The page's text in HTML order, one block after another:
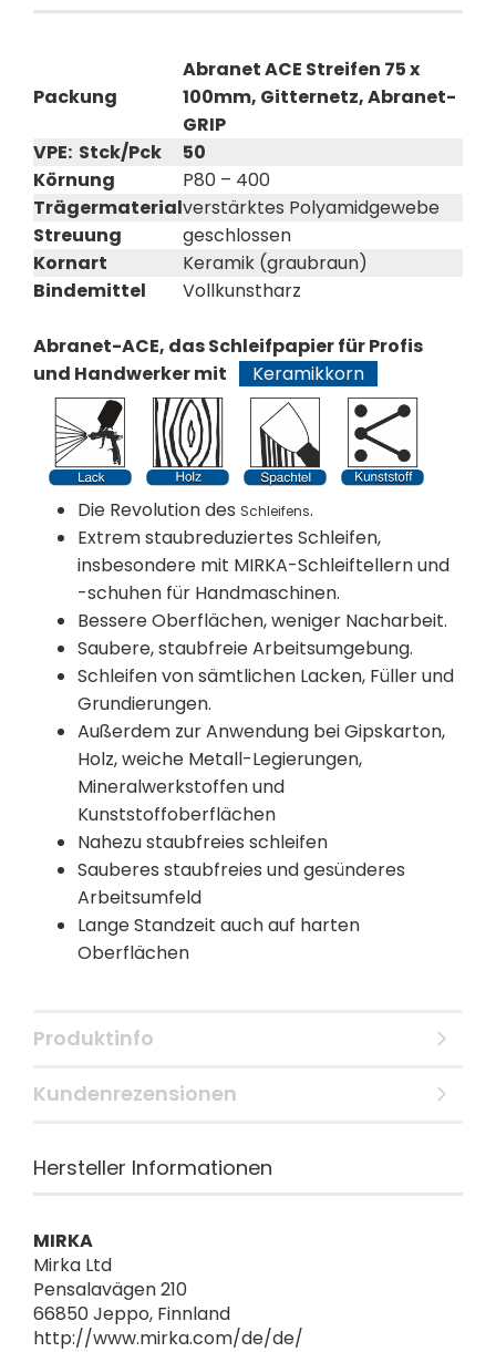
Packung
Abranet ACE Streifen 75 x
100mm, Gitternetz, Abranet-
GRIP
VPE: Stck/Pck
50
Körnung
P80 – 400
Trägermaterialverstärktes Polyamidgewebe
Streuung
geschlossen
Kornart
Keramik (graubraun)
Bindemittel
Vollkunstharz
Abranet-ACE, das Schleifpapier für Profis
und Handwerker mit
Keramikkorn
Die Revolution des Schleifens.
Extrem staubreduziertes Schleifen,
insbesondere mit MIRKA-Schleiftellern und
-schuhen für Handmaschinen.
Bessere Oberflächen, weniger Nacharbeit.
Saubere, staubfreie Arbeitsumgebung.
Schleifen von sämtlichen Lacken, Füller und
Grundierungen.
Außerdem zur Anwendung bei Gipskarton,
Holz, weiche Metall-Legierungen,
Mineralwerkstoffen und
Kunststoffoberflächen
Nahezu staubfreies schleifen
Sauberes staubfreies und gesünderes
Arbeitsumfeld
Lange Standzeit auch auf harten
Oberflächen
Produktinfo
Kundenrezensionen
Hersteller Informationen
MIRKA
Mirka Ltd
Pensalavägen 210
66850 Jeppo, Finnland
http://www.mirka.com/de/de/